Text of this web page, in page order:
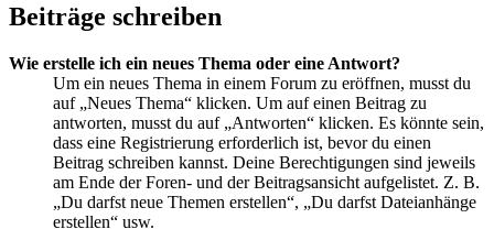
Beiträge schreiben
Wie erstelle ich ein neues Thema oder eine Antwort?
Um ein neues Thema in einem Forum zu eröffnen, musst du
auf „Neues Thema“ klicken. Um auf einen Beitrag zu
antworten, musst du auf „Antworten“ klicken. Es könnte sein,
dass eine Registrierung erforderlich ist, bevor du einen
Beitrag schreiben kannst. Deine Berechtigungen sind jeweils
am Ende der Foren- und der Beitragsansicht aufgelistet. Z. B.
„Du darfst neue Themen erstellen“, „Du darfst Dateianhänge
erstellen“ usw.